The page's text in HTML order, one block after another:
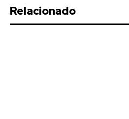
Relacionado